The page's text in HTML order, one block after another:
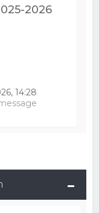
2026
14:28